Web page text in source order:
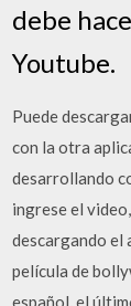
debe
Youtube.
Puede
con la otra
desarrollando
ingrese el
descargando el
película de
español, el